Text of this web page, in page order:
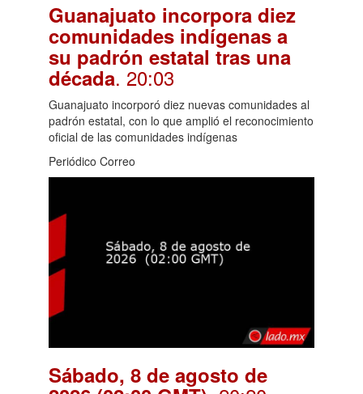
Guanajuato incorpora diez
comunidades indígenas a
su padrón estatal tras una
década. 20:03
Guanajuato incorporó diez nuevas comunidades al
padrón estatal, con lo que amplió el reconocimiento
oficial de las comunidades indígenas
Periódico Correo
Sábado, 8 de agosto de